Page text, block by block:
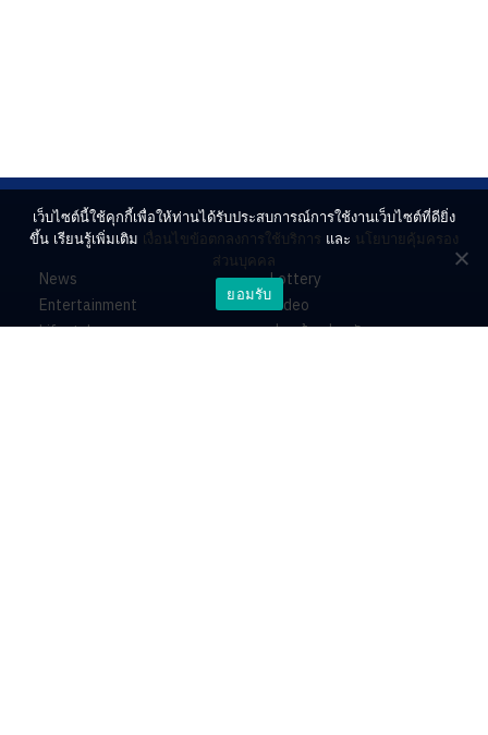
News
Entertainment
Lifestyle
Lottery
Video
ร่วมด้วยช่วยกัน
เว็บไซต์นี้ใช้คุกกี้เพื่อให้ท่านได้รับประสบการณ์การใช้งานเว็บไซต์ที่ดียิ่ง
ขึ้น เรียนรู้เพิ่มเติม เงื่อนไขข้อตกลงการใช้บริการ และ นโยบายคุ้มครอง
ส่วนบุคคล
ยอมรับ